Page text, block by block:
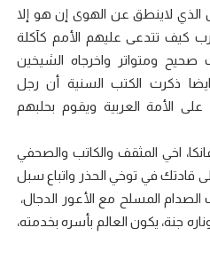
لاينطق عن الهوى إن هو إلا
كيف تتدعى عليهم الأمم كآكلة
صحيح ومتواتر واخرجاه الشيخين
ذكرت الكتب السنية أن رجل
الأمة العربية ويقوم بحلبهم
اخي المثقف والكاتب والصحفي
قادتك في توخي الحذر واتباع سبل
المسلح مع الأعور الدجال،
جنة، يكون العالم بأسره بخدمته،